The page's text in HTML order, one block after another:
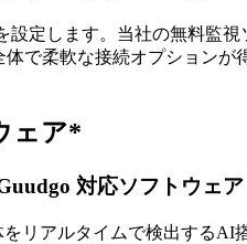
設定します。当社の無料監
で柔軟な接続オプション
ェア*
対応ソフトウェア
リアルタイムで検出する